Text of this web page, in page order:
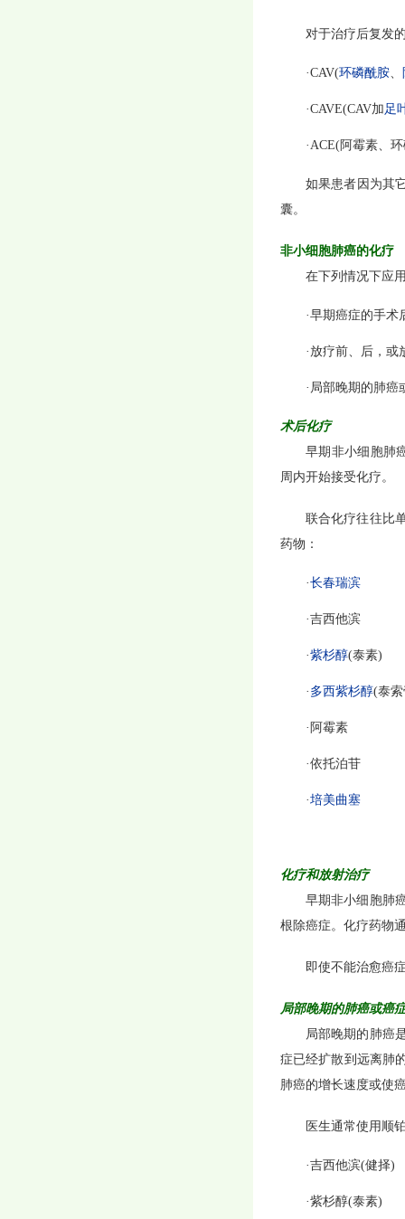
对于治疗后复发
·CAV(环磷酰胺、
·CAVE(CAV加足
·ACE(阿霉素、
如果患者因为其
囊。
非小细胞肺癌的化疗
在下列情况下应
·早期癌症的手术
·放疗前、后，或
·局部晚期的肺癌
术后化疗
早期非小细胞肺
周内开始接受化疗。
联合化疗往往比
药物：
·长春瑞滨
·吉西他滨
·紫杉醇(泰素)
· 多西紫杉醇(泰
·阿霉素
·依托泊苷
·培美曲塞
化疗和放射治疗
早期非小细胞肺
根除癌症。化疗药物
即使不能治愈癌
局部晚期的肺癌或癌
局部晚期的肺癌
症已经扩散到远离肺
肺癌的增长速度或使
医生通常使用顺
·吉西他滨(健择)
·紫杉醇(泰素)